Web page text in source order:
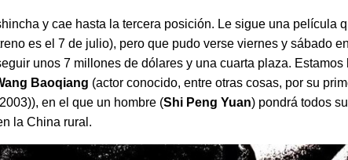
y cae hasta la tercera posición. Le sigue una película
es el 7 de julio), pero que pudo verse viernes y sábado
unos 7 millones de dólares y una cuarta plaza. Estamos
Baoqiang (actor conocido, entre otras cosas, por su
en el que un hombre (Shi Peng Yuan) pondrá todos
la China rural.